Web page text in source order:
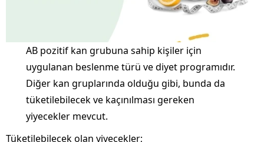
AB pozitif kan grubuna sahip kişiler için
uygulanan beslenme türü ve diyet programıdır.
Diğer kan gruplarında olduğu gibi, bunda da
tüketilebilecek ve kaçınılması gereken
yiyecekler mevcut.
Tüketilebilecek olan yiyecekler;